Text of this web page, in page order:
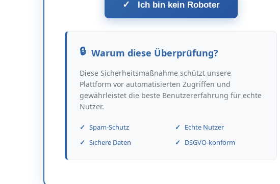
✓ Ich bin kein Roboter
Warum diese Überprüfung?
Diese Sicherheitsmaßnahme schützt unsere
Plattform vor automatisierten Zugriffen und
gewährleistet die beste Benutzererfahrung für echte
Nutzer.
Spam-Schutz
Echte Nutzer
Sichere Daten
DSGVO-konform